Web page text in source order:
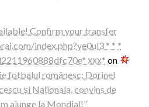
Confirm your transfer
index.php?ye0ul3 * * *
ххх* on
fotbalul românesc: Dorinel
și Naționala, convins de
ajunge la Mondial!”